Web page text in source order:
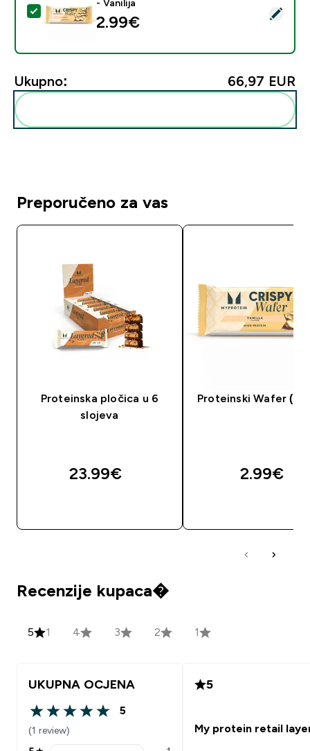
Odaberi ovaj proizvod - Proteinski Wafer (Uzorak) -
- Vanilija
2.99€‎
Ukupno: 66,97 EUR‎
Preporučeno za vas
Proteinska pločica u 6
slojeva
23.99€‎
Proteinski Wafer
2.99€‎
Recenzije kupaca�
5 1 4 3 2 1
UKUPNA OCJENA
5 out of 5 stars
5
(1 review)
5
My protein retail